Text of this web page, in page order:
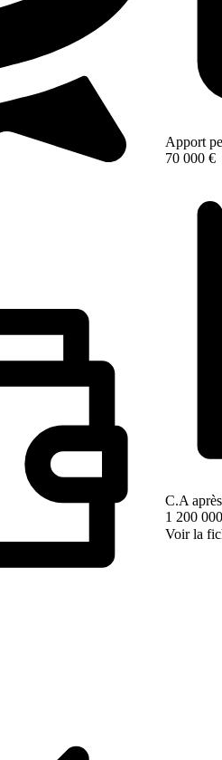
Apport
70 000 €
C.A
1 200
Voir la